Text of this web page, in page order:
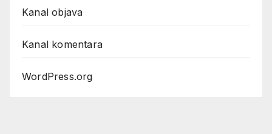
Kanal objava
Kanal komentara
WordPress.org